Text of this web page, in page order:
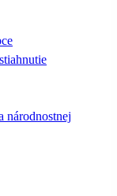
národnostnej